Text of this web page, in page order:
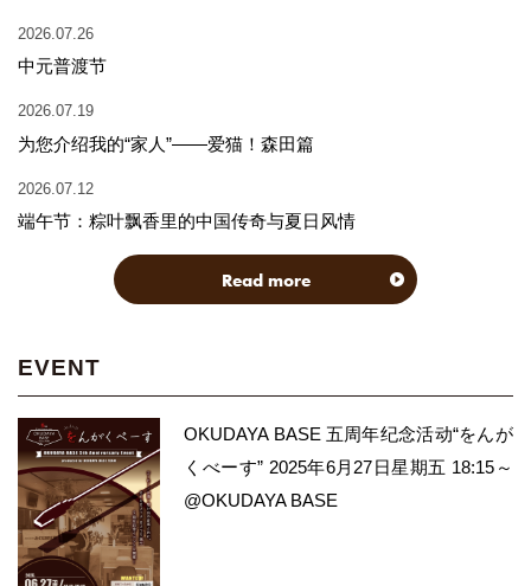
2026.07.26
中元普渡节
2026.07.19
为您介绍我的“家人”——爱猫！森田篇
2026.07.12
端午节：粽叶飘香里的中国传奇与夏日风情
Read more
EVENT
OKUDAYA BASE 五周年纪念活动“をんが
くべーす” 2025年6月27日星期五 18:15～
@OKUDAYA BASE